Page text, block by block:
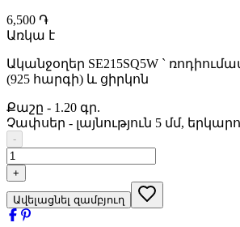
6,500 ֏
Առկա է
Ականջօղեր SE215SQ5W `
(925 հարգի) և ցիրկոն
Քաշը - 1.20 գր.
Չափսեր - լայնություն 5 մմ,
-
+
Ավելացնել զամբյուղ